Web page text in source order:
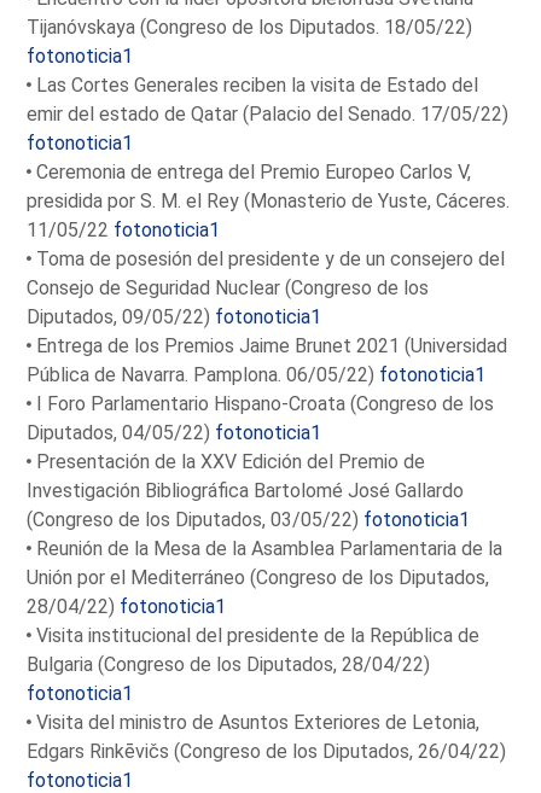
Tijanóvskaya (Congreso de los Diputados. 18/05/22)
fotonoticia1
Las Cortes Generales reciben la visita de Estado del
emir del estado de Qatar (Palacio del Senado. 17/05/22)
fotonoticia1
Ceremonia de entrega del Premio Europeo Carlos V,
presidida por S. M. el Rey (Monasterio de Yuste, Cáceres.
11/05/22 fotonoticia1
Toma de posesión del presidente y de un consejero del
Consejo de Seguridad Nuclear (Congreso de los
Diputados, 09/05/22) fotonoticia1
Entrega de los Premios Jaime Brunet 2021 (Universidad
Pública de Navarra. Pamplona. 06/05/22) fotonoticia1
I Foro Parlamentario Hispano-Croata (Congreso de los
Diputados, 04/05/22) fotonoticia1
Presentación de la XXV Edición del Premio de
Investigación Bibliográfica Bartolomé José Gallardo
(Congreso de los Diputados, 03/05/22) fotonoticia1
Reunión de la Mesa de la Asamblea Parlamentaria de la
Unión por el Mediterráneo (Congreso de los Diputados,
28/04/22) fotonoticia1
Visita institucional del presidente de la República de
Bulgaria (Congreso de los Diputados, 28/04/22)
fotonoticia1
Visita del ministro de Asuntos Exteriores de Letonia,
Edgars Rinkēvičs (Congreso de los Diputados, 26/04/22)
fotonoticia1